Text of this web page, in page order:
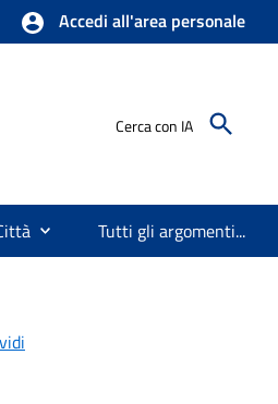
Accedi all'area personale
Cerca con IA
Tutti gli argomenti...